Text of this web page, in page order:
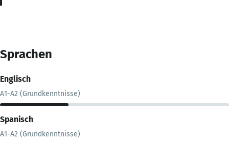
Sprachen
Englisch
A1-A2 (Grundkenntnisse)
Spanisch
A1-A2 (Grundkenntnisse)